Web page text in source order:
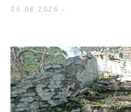
06.08.2026 -